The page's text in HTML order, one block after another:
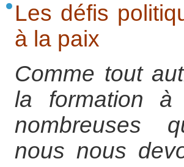
Les défis
à la paix
Comme tout
la formation
nombreuses
nous nous